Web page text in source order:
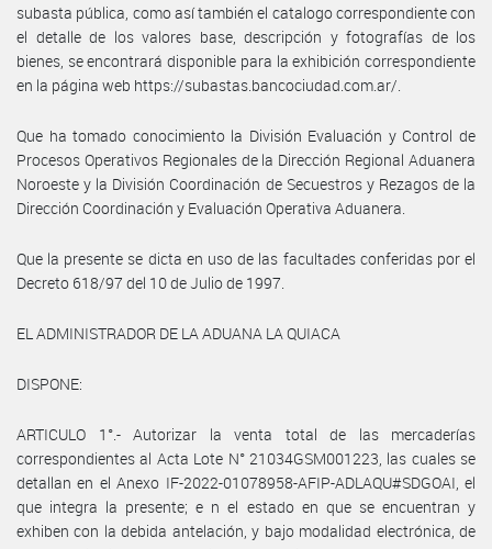
subasta pública, como así también el catalogo correspondiente con
el detalle de los valores base, descripción y fotografías de los
bienes, se encontrará disponible para la exhibición correspondiente
en la página web https://subastas.bancociudad.com.ar/.
Que ha tomado conocimiento la División Evaluación y Control de
Procesos Operativos Regionales de la Dirección Regional Aduanera
Noroeste y la División Coordinación de Secuestros y Rezagos de la
Dirección Coordinación y Evaluación Operativa Aduanera.
Que la presente se dicta en uso de las facultades conferidas por el
Decreto 618/97 del 10 de Julio de 1997.
EL ADMINISTRADOR DE LA ADUANA LA QUIACA
DISPONE:
ARTICULO 1°.- Autorizar la venta total de las mercaderías
correspondientes al Acta Lote N° 21034GSM001223, las cuales se
detallan en el Anexo IF-2022-01078958-AFIP-ADLAQU#SDGOAI, el
que integra la presente; e n el estado en que se encuentran y
exhiben con la debida antelación, y bajo modalidad electrónica, de